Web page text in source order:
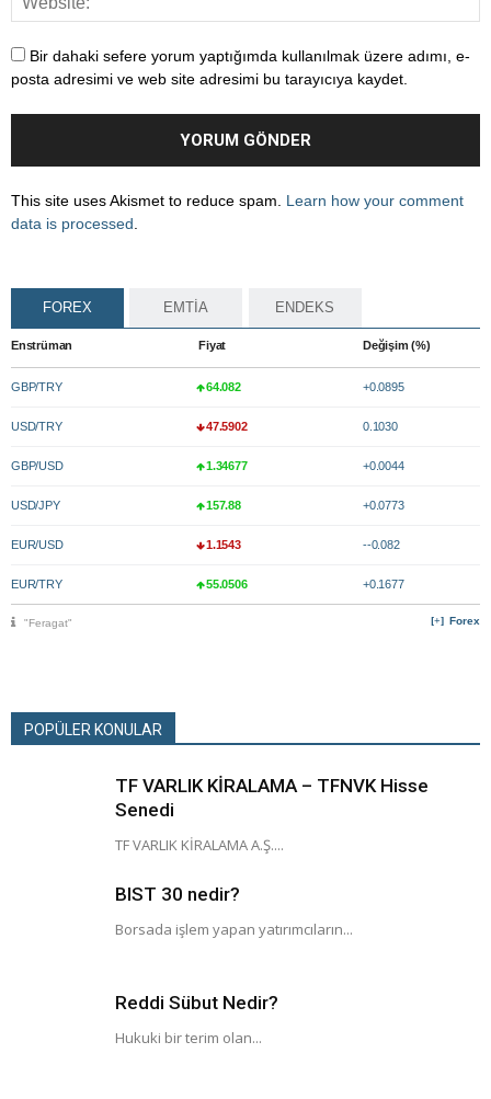
Bir dahaki sefere yorum yaptığımda kullanılmak üzere adımı, e-
posta adresimi ve web site adresimi bu tarayıcıya kaydet.
This site uses Akismet to reduce spam. Learn how your comment
data is processed
FOREX EMTİA ENDEKS
Enstrüman Fiyat Değişim (%)
GBP/TRY 64.082 +0.0895
USD/TRY 47.5902 0.1030
GBP/USD 1.34677 +0.0044
USD/JPY 157.88 +0.0773
EUR/USD 1.1543 --0.082
EUR/TRY 55.0506 +0.1677
Forex
"Feragat"
POPÜLER KONULAR
TF VARLIK KİRALAMA – TFNVK Hisse
Senedi
TF VARLIK KİRALAMA A.Ş....
BIST 30 nedir?
Borsada işlem yapan yatırımcıların...
Reddi Sübut Nedir?
Hukuki bir terim olan...